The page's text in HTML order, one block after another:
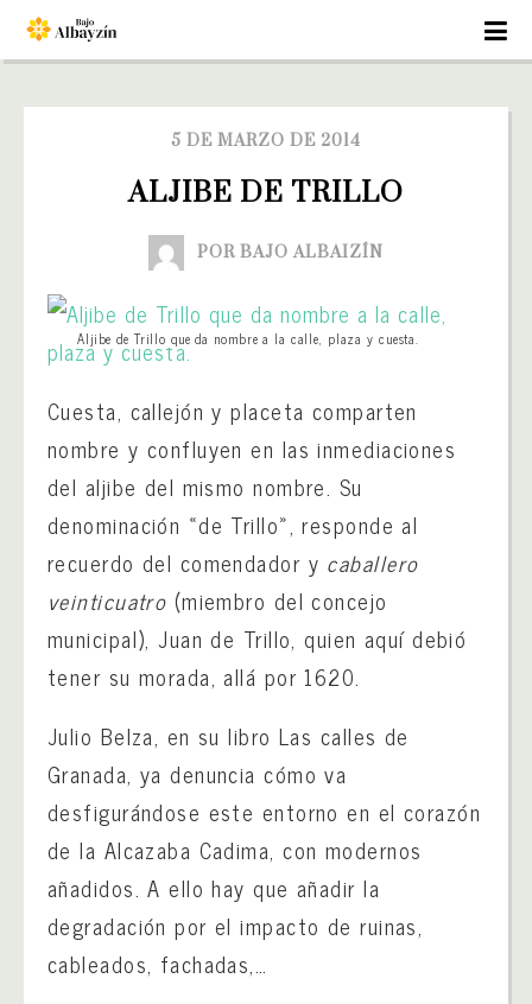
5 DE MARZO DE 2014
ALJIBE DE TRILLO
POR BAJO ALBAIZÍN
Aljibe de Trillo que da nombre a la calle, plaza y cuesta.
Cuesta, callejón y placeta comparten
nombre y confluyen en las inmediaciones
del aljibe del mismo nombre. Su
denominación «de Trillo», responde al
recuerdo del comendador y caballero
veinticuatro (miembro del concejo
municipal), Juan de Trillo, quien aquí debió
tener su morada, allá por 1620.
Julio Belza, en su libro Las calles de
Granada, ya denuncia cómo va
desfigurándose este entorno en el corazón
de la Alcazaba Cadima, con modernos
añadidos. A ello hay que añadir la
degradación por el impacto de ruinas,
cableados, fachadas,…